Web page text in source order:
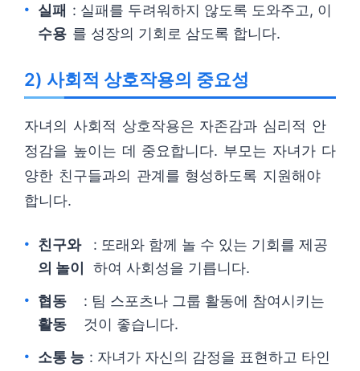
실패
수용
: 실패를 두려워하지 않도록 도와주고, 이
를 성장의 기회로 삼도록 합니다.
2) 사회적 상호작용의 중요성
자녀의 사회적 상호작용은 자존감과 심리적 안
정감을 높이는 데 중요합니다. 부모는 자녀가 다
양한 친구들과의 관계를 형성하도록 지원해야
합니다.
친구와
의 놀이
: 또래와 함께 놀 수 있는 기회를 제공
하여 사회성을 기릅니다.
협동
활동
: 팀 스포츠나 그룹 활동에 참여시키는
것이 좋습니다.
소통 능 : 자녀가 자신의 감정을 표현하고 타인